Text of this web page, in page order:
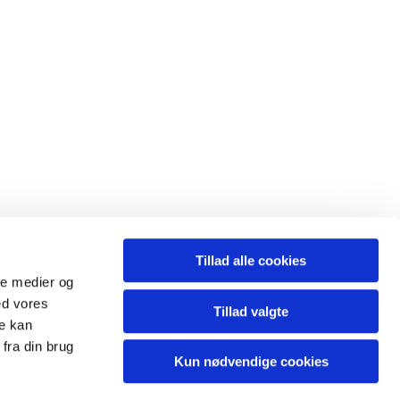
medier og
vores
kan
din brug
Tillad alle cookies
Tillad valgte
Kun nødvendige cookies